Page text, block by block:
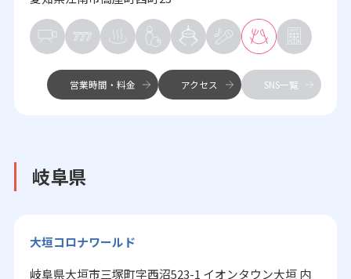
営業時間・料金 アクセス SNS一覧
岐阜県
大垣コロナワールド
岐阜県大垣市三塚町字西沼523-1 イオンタウン大垣 内